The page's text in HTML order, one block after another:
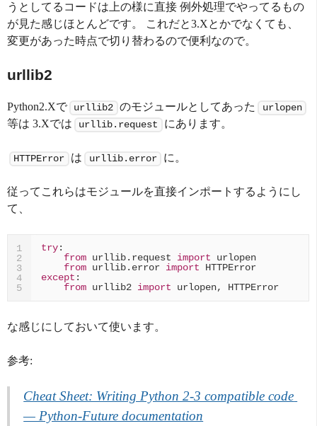
うとしてるコードは上の様に直接 例外処理でやってるもの
が見た感じほとんどです。 これだと3.Xとかでなくても、
変更があった時点で切り替わるので便利なので。
urllib2
Python2.Xで urllib2 のモジュールとしてあった urlopen
等は 3.Xでは urllib.request にあります。
HTTPError は urllib.error に。
従ってこれらはモジュールを直接インポートするようにし
て、
1
2
3
4
5
try:
from urllib.request import
urlopen
from urllib.error import
HTTPError
except :
from urllib2 import urlopen, HTTPError
な感じにしておいて使います。
参考:
Cheat Sheet: Writing Python 2-3 compatible code
— Python-Future documentation